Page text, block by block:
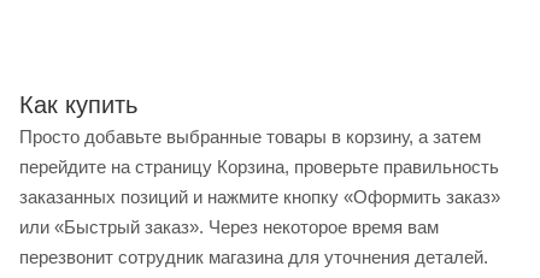
Как купить
Просто добавьте выбранные товары в корзину, а затем
перейдите на страницу Корзина, проверьте правильность
заказанных позиций и нажмите кнопку «Оформить заказ»
или «Быстрый заказ». Через некоторое время вам
перезвонит сотрудник магазина для уточнения деталей.